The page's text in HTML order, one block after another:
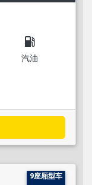
local_gas_station
汽油
9座厢型车